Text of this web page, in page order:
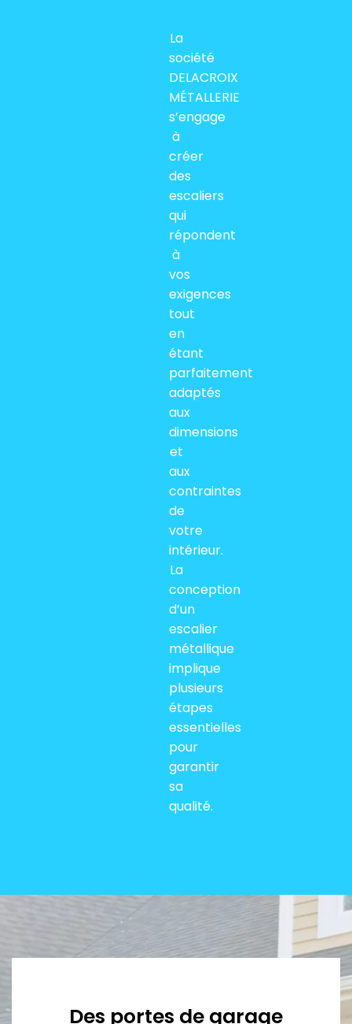
La
société
DELACROIX
MÉTALLERIE
s’engage
à
créer
des
escaliers
qui
répondent
à
vos
exigences
tout
en
étant
parfaitement
adaptés
aux
dimensions
et
aux
contraintes
de
votre
intérieur.
La
conception
d’un
escalier
métallique
implique
plusieurs
étapes
essentielles
pour
garantir
sa
qualité.
Des portes de garage